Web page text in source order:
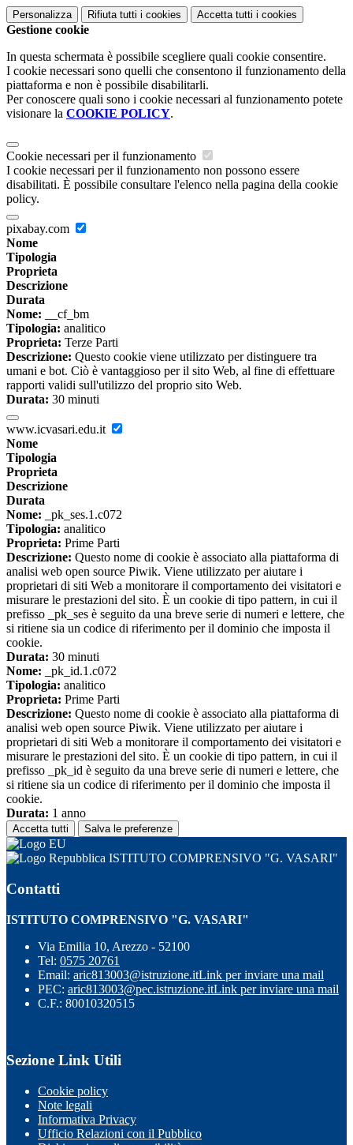
Personalizza Rifiuta tutti i cookies Accetta tutti i cookies
Gestione cookie
In questa schermata è possibile scegliere quali cookie consentire.
I cookie necessari sono quelli che consentono il funzionamento della
piattaforma e non è possibile disabilitarli.
Per conoscere quali sono i cookie necessari al funzionamento potete
visionare la COOKIE POLICY.
Cookie necessari per il funzionamento
I cookie necessari per il funzionamento non possono essere
disabilitati. È possibile consultare l'elenco nella pagina della cookie
policy.
pixabay.com
Nome
Tipologia
Proprieta
Descrizione
Durata
Nome: __cf_bm
Tipologia: analitico
Proprieta: Terze Parti
Descrizione: Questo cookie viene utilizzato per distinguere tra
umani e bot. Ciò è vantaggioso per il sito Web, al fine di effettuare
rapporti validi sull'utilizzo del proprio sito Web.
Durata: 30 minuti
www.icvasari.edu.it
Nome
Tipologia
Proprieta
Descrizione
Durata
Nome: _pk_ses.1.c072
Tipologia: analitico
Proprieta: Prime Parti
Descrizione: Questo nome di cookie è associato alla piattaforma di
analisi web open source Piwik. Viene utilizzato per aiutare i
proprietari di siti Web a monitorare il comportamento dei visitatori e
misurare le prestazioni del sito. È un cookie di tipo pattern, in cui il
prefisso _pk_ses è seguito da una breve serie di numeri e lettere, che
si ritiene sia un codice di riferimento per il dominio che imposta il
cookie.
Durata: 30 minuti
Nome: _pk_id.1.c072
Tipologia: analitico
Proprieta: Prime Parti
Descrizione: Questo nome di cookie è associato alla piattaforma di
analisi web open source Piwik. Viene utilizzato per aiutare i
proprietari di siti Web a monitorare il comportamento dei visitatori e
misurare le prestazioni del sito. È un cookie di tipo pattern, in cui il
prefisso _pk_id è seguito da una breve serie di numeri e lettere, che
si ritiene sia un codice di riferimento per il dominio che imposta il
cookie.
Durata: 1 anno
Accetta tutti Salva le preferenze
ISTITUTO COMPRENSIVO "G. VASARI"
Contatti
ISTITUTO COMPRENSIVO "G. VASARI"
Via Emilia 10, Arezzo - 52100
Tel: 0575 20761
Email: aric813003@istruzione.itLink per inviare una mail
PEC: aric813003@pec.istruzione.itLink per inviare una mail
C.F.: 80010320515
Sezione Link Utili
Cookie policy
Note legali
Informativa Privacy
Ufficio Relazioni con il Pubblico